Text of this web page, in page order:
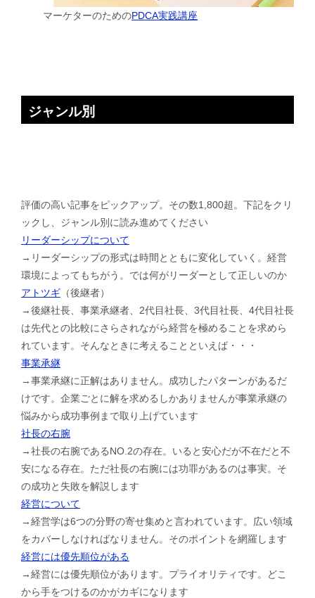
マーケターのためのPDCA実践講座
ジャンル別
評価の高い記事をピックアップ。その数1,800超。下記をクリ
ックし、ジャンル別に読み進めてください
リーダーシップについて
→リーダーシップの形式は時間とともに変化していく。経営
環境によってもちがう。では何がリーダーとして正しいのか
アトツギ （後継者）
→後継社長、事業承継者、2代目社長、3代目社長、4代目社長
は先代との比較にさらされながら経営を極めることを求めら
れています。そんなときに考えることといえば・・・
事業承継
→事業承継に正解はありません。成功したパターンがあるだ
けです。企業ごとに解を求めるしかありませんが事業承継の
悩みから成功事例まで取り上げています
社長の右腕
→社長の右腕であるNO.2の存在。いると安心だが不在だと不
安になる存在。ただ社長の右腕には功罪があるのは事実。そ
の成功と失敗を解説します
経営について
→経営学は6つの分野の寄せ集めと言われています。広い領域
をカバーしなければなりません。そのポイントを網羅します
経営には優先順位がある
→経営には優先順位があります。プライオリティです。どこ
から手をつけるのかがカギになります